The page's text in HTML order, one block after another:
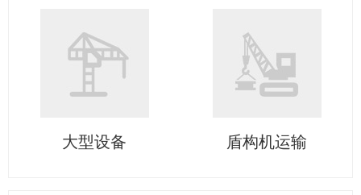
大型设备 盾构机运输